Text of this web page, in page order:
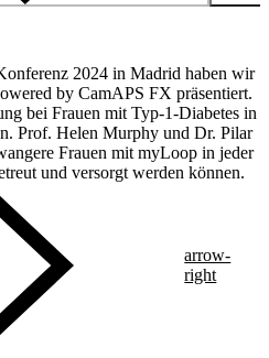
2024 in Madrid haben wir
by CamAPS FX präsentiert.
bei Frauen mit Typ-1-Diabetes in
Prof. Helen Murphy und Dr. Pilar
Frauen mit myLoop in jeder
und versorgt werden können.
arrow-
right